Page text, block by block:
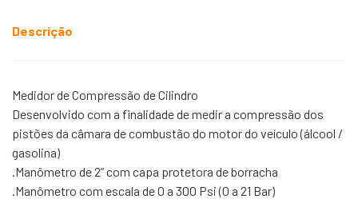
Descrição
Medidor de Compressão de Cilindro
Desenvolvido com a finalidade de medir a compressão dos
pistões da câmara de combustão do motor do veículo (álcool /
gasolina)
.Manômetro de 2” com capa protetora de borracha
.Manômetro com escala de 0 a 300 Psi (0 a 21 Bar)